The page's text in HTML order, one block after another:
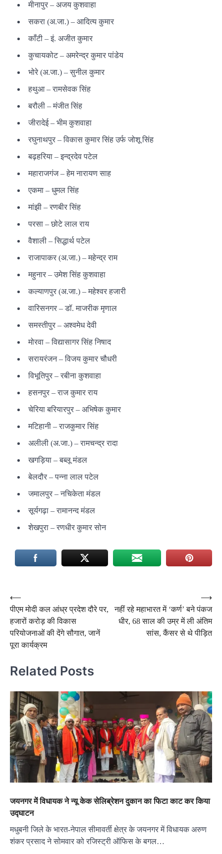
मीनापुर – अजय कुशवाहा
सकरा (अ.जा.) – आदित्य कुमार
काँटी – इं. अजीत कुमार
कुचायकोट – अमरेन्द्र कुमार पांडेय
भोरे (अ.जा.) – सुनील कुमार
हथुआ – रामसेवक सिंह
बरौली – मंजीत सिंह
जीरादेई – भीम कुशवाहा
रघुनाथपुर – विकास कुमार सिंह उर्फ जोशू सिंह
बढ़हरिया – इन्द्रदेव पटेल
महाराजगंज – हेम नारायण साह
एकमा – धुमल सिंह
मांझी – रणबीर सिंह
परसा – छोटे लाल राय
वैशाली – सिद्धार्थ पटेल
राजापाकर (अ.जा.) – महेन्द्र राम
महुनार – उमेश सिंह कुशवाहा
कल्याणपुर (अ.जा.) – महेश्वर हजारी
वारिसनगर – डॉ. माजरीक मृणाल
समस्तीपुर – अश्वमेध देवी
मोरवा – विद्यासागर सिंह निषाद
सरायरंजन – विजय कुमार चौधरी
विभूतिपुर – रबीना कुशवाहा
हसनपुर – राज कुमार राय
चेरिया बरियारपुर – अभिषेक कुमार
मटिहानी – राजकुमार सिंह
अलीली (अ.जा.) – रामचन्द्र रादा
खगड़िया – बब्लू मंडल
बेलदौर – पन्ना लाल पटेल
जमालपुर – नचिकेता मंडल
सूर्यगढ़ा – रामानन्द मंडल
शेखपुरा – रणधीर कुमार सोन
Post
navigation
⟵
पीएम मोदी कल आंध्र प्रदेश दौरे पर,
हजारों करोड़ की विकास
परियोजनाओं की देंगे सौगात, जानें
पूरा कार्यक्रम
नहीं रहे महाभारत में ‘कर्ण’ बने पंकज
धीर, 68 साल की उम्र में ली अंतिम
सांस, कैंसर से थे पीड़ित
⟶
Related Posts
जयनगर में विधायक ने न्यू केक सेलिब्रेशन दुकान का फिटा काट कर किया
उद्घाटन
मधुबनी जिले के भारत-नेपाल सीमावर्ती क्षेत्र के जयनगर में विधायक अरुण
शंकर प्रसाद ने सोमवार को रजिस्ट्री ऑफिस के बगल…